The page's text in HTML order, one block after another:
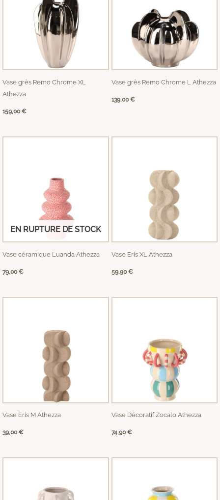
Vase grès Remo Chrome XL
Athezza
159,00€
Vase grès Remo Chrome L Athezza
139,00€
EN RUPTURE DE STOCK
Vase céramique Luanda Athezza
79,00€
Vase Eris XL Athezza
59,90€
Vase Eris M Athezza
39,00€
Vase Décoratif Zocalo Athezza
74,90€